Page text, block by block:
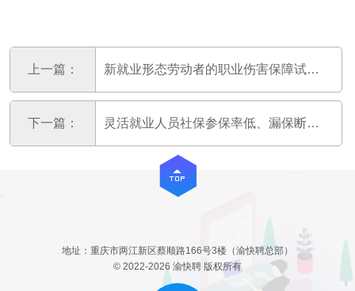
上一篇： 新就业形态劳动者的职业伤害保障试点进展与覆盖数据
下一篇： 灵活就业人员社保参保率低、漏保断保问题的现状与成因
地址：重庆市两江新区蔡顺路166号3楼（渝快聘总部）
© 2022-2026 渝快聘 版权所有